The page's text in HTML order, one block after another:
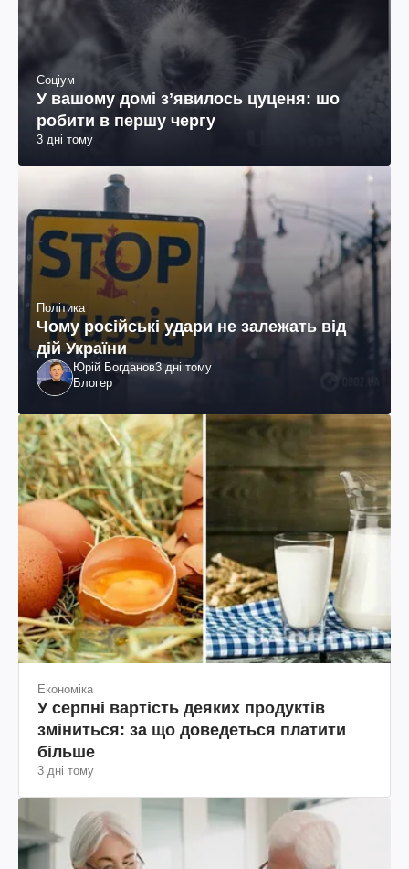
Соціум
У вашому домі зʼявилось цуценя: шо
робити в першу чергу
3 дні тому
Політика
Чому російські удари не залежать від
дій України
Юрій Богданов3 дні тому
Блогер
Економіка
У серпні вартість деяких продуктів
зміниться: за що доведеться платити
більше
3 дні тому